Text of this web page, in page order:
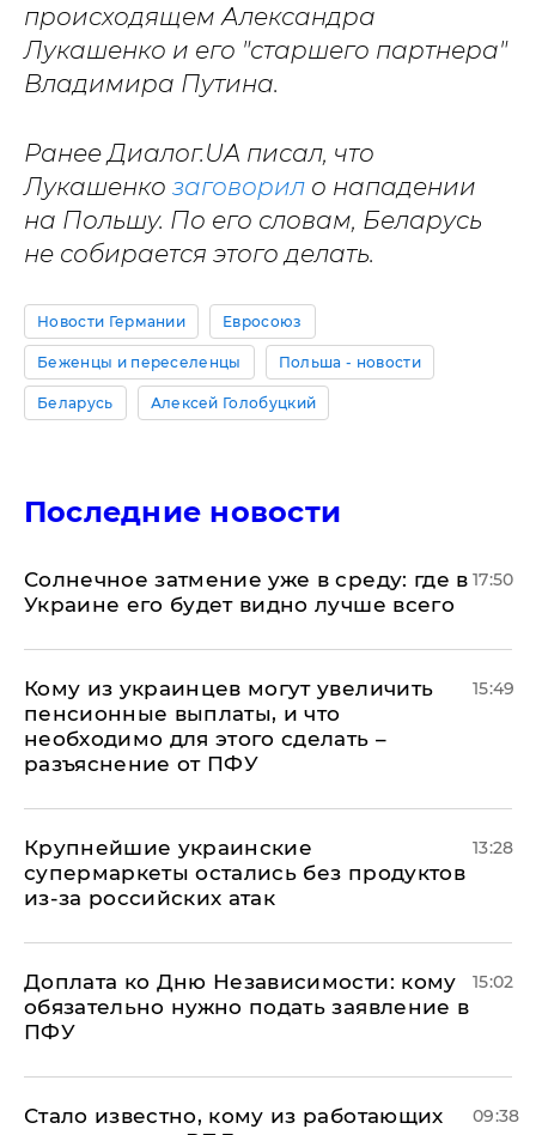
происходящем Александра
Лукашенко и его "старшего партнера"
Владимира Путина.
Ранее Диалог.UA писал, что
Лукашенко заговорил о нападении
на Польшу. По его словам, Беларусь
не собирается этого делать.
Новости Германии Евросоюз
Беженцы и переселенцы Польша - новости
Беларусь Алексей Голобуцкий
Последние новости
​Солнечное затмение уже в среду: где в
Украине его будет видно лучше всего
17:50
Кому из украинцев могут увеличить
пенсионные выплаты, и что
необходимо для этого сделать –
разъяснение от ПФУ
15:49
Крупнейшие украинские
супермаркеты остались без продуктов
из-за российских атак
13:28
Доплата ко Дню Независимости: кому
обязательно нужно подать заявление в
ПФУ
15:02
Стало известно, кому из работающих
09:38